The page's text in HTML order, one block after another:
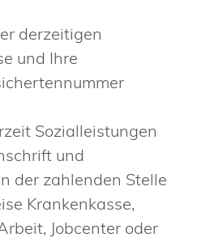
derzeitigen
und Ihre
Sozialleistungen
und
der zahlenden Stelle
Krankenkasse,
Jobcenter oder